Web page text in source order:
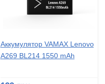
Аккумулятор VAMAX Lenovo
A269 BL214 1550 mAh